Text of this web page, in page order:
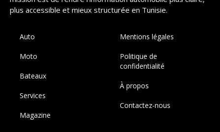
plus accessible et mieux structurée en Tunisie.
Auto
Moto
Bateaux
Services
Magazine
Mentions légales
Politique de
confidentialité
À propos
Contactez-nous